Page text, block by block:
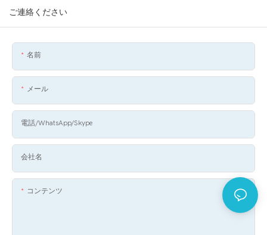
ご連絡ください
名前
メール
電話/WhatsApp/Skype
会社名
コンテンツ